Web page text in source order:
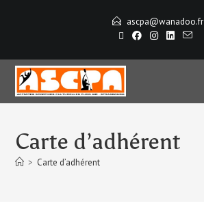
ascpa@wanadoo.fr
Carte d’adhérent
> Carte d’adhérent